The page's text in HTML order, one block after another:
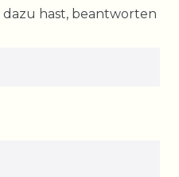
dazu hast, beantworten